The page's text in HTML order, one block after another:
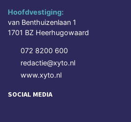
Hoofdvestiging:
van Benthuizenlaan 1
1701 BZ Heerhugowaard
072 8200 600
redactie@xyto.nl
www.xyto.nl
SOCIAL MEDIA